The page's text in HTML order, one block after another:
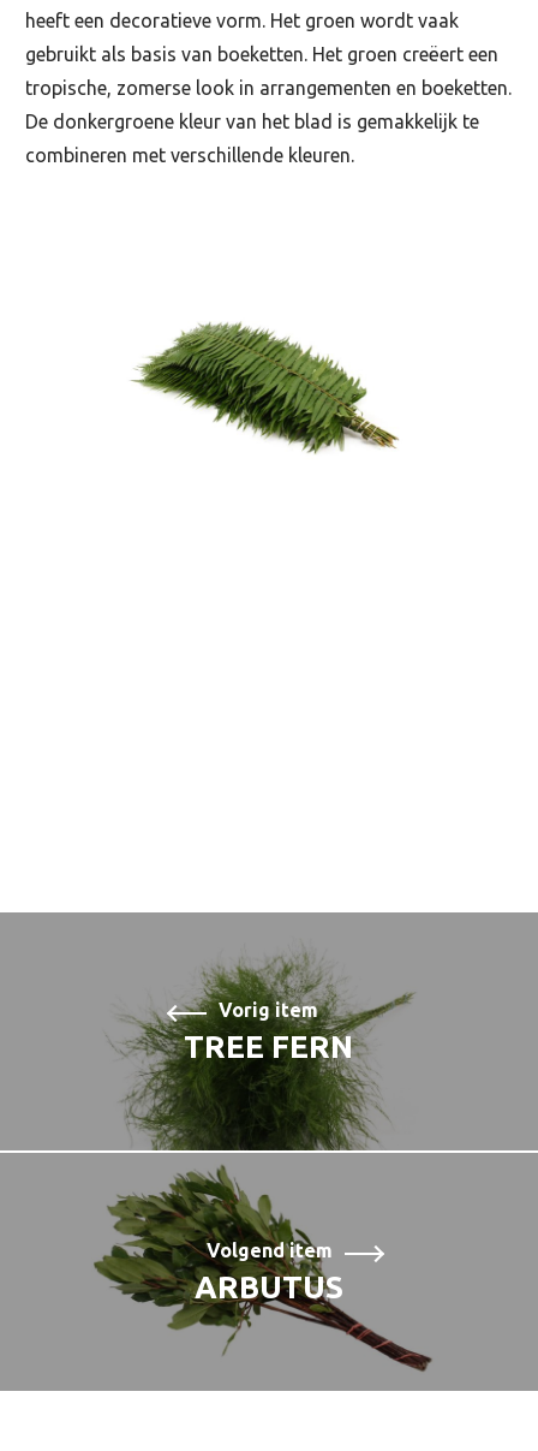
heeft een decoratieve vorm. Het groen wordt vaak
gebruikt als basis van boeketten. Het groen creëert een
tropische, zomerse look in arrangementen en boeketten.
De donkergroene kleur van het blad is gemakkelijk te
combineren met verschillende kleuren.
Vorig item
TREE FERN
Volgend item
ARBUTUS